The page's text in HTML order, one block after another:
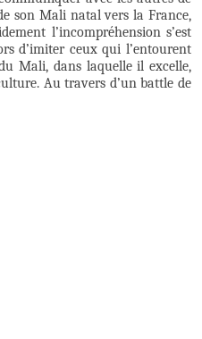
son Mali natal vers la France,
l’incompréhension s’est
d’imiter ceux qui l’entourent
Mali, dans laquelle il excelle,
Au travers d’un battle de